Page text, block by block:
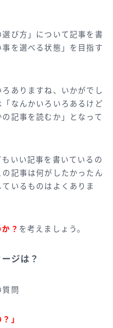
び方」について記事を書
を選べる状態」を目指す
ろありますね、いかがでし
なんかいろいろあるけど
記事を読むか」となって
いい記事を書いているの
記事は何がしたかったん
いるものはよくありま
？ を考えましょう。
ジは？
質問
」